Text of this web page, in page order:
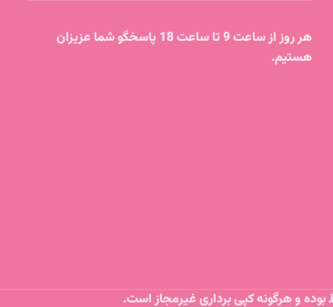
هر روز از ساعت 9 تا ساعت 18 پاسخگو شما عزیزان
هستیم.
و هرگونه کپی برداری غیرمجاز است.